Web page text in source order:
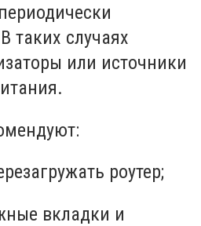
таких случаях
или источники
роутер;
вкладки и